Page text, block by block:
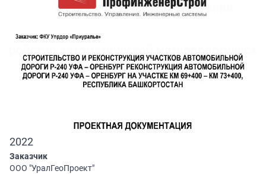
2022
Заказчик
ООО "УралГеоПроект"